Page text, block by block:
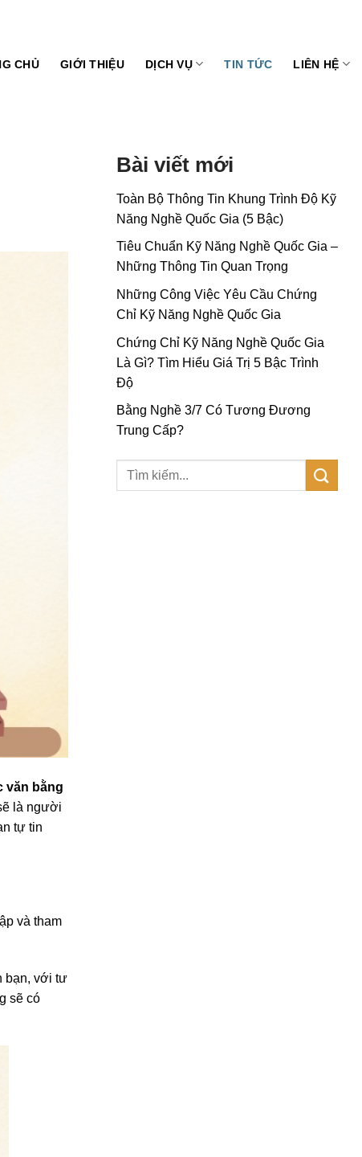
CHỦ GIỚI THIỆU DỊCH VỤ TIN TỨC LIÊN HỆ
văn bằng
là người
tự tin
và tham
bạn, với tư
sẽ có
Bài viết mới
Toàn Bộ Thông Tin Khung Trình Độ Kỹ
Năng Nghề Quốc Gia (5 Bậc)
Tiêu Chuẩn Kỹ Năng Nghề Quốc Gia –
Những Thông Tin Quan Trọng
Những Công Việc Yêu Cầu Chứng
Chỉ Kỹ Năng Nghề Quốc Gia
Chứng Chỉ Kỹ Năng Nghề Quốc Gia
Là Gì? Tìm Hiểu Giá Trị 5 Bậc Trình
Độ
Bằng Nghề 3/7 Có Tương Đương
Trung Cấp?